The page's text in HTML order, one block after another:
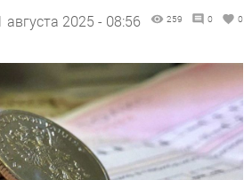
августа 2025 - 08:56 259 0 0